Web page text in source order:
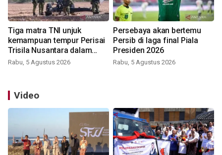
Tiga matra TNI unjuk
kemampuan tempur Perisai
Trisila Nusantara dalam
latihan di Kepri
Rabu, 5 Agustus 2026
Persebaya akan bertemu
Persib di laga final Piala
Presiden 2026
Rabu, 5 Agustus 2026
Video